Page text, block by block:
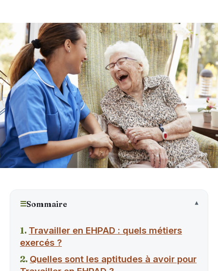
☰Sommaire
Travailler en EHPAD : quels métiers
exercés ?
Quelles sont les aptitudes à avoir pour